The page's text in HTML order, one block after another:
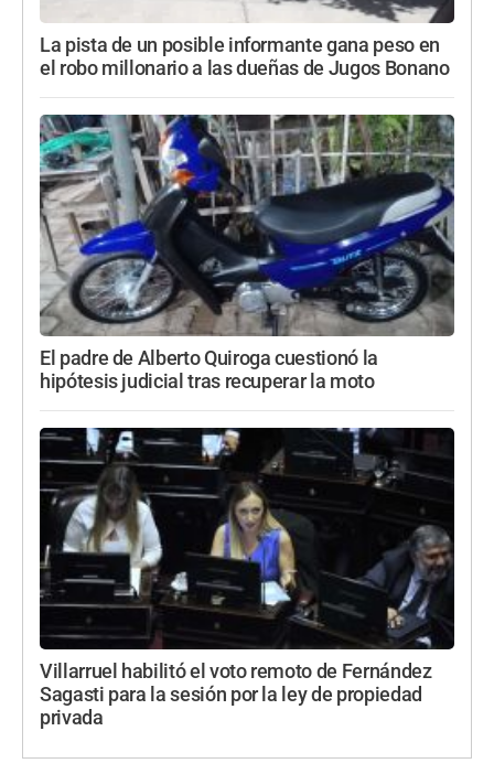
La pista de un posible informante gana peso en
el robo millonario a las dueñas de Jugos Bonano
El padre de Alberto Quiroga cuestionó la
hipótesis judicial tras recuperar la moto
Villarruel habilitó el voto remoto de Fernández
Sagasti para la sesión por la ley de propiedad
privada